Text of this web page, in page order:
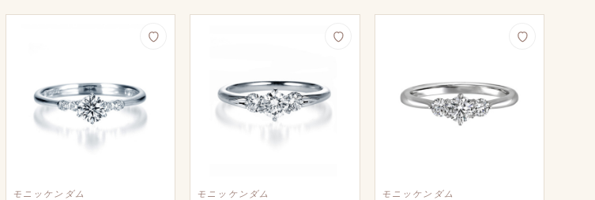
モニッケンダム モニッケンダム モニッケンダム